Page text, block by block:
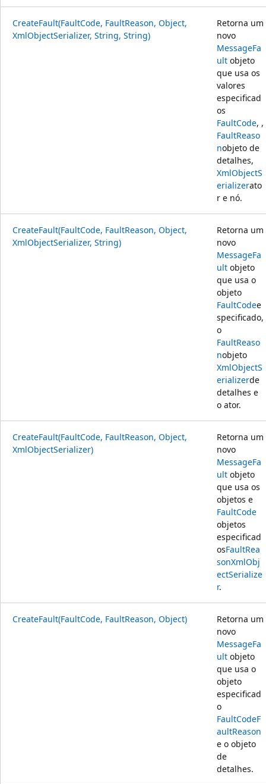
CreateFault(FaultCode, FaultReason, Object,
XmlObjectSerializer, String, String)
Retorna um
novo
MessageFa
ult objeto
que usa os
valores
especificad
os
FaultCode, ,
FaultReaso
nobjeto de
detalhes,
XmlObjectS
erializerato
r e nó.
CreateFault(FaultCode, FaultReason, Object,
XmlObjectSerializer, String)
Retorna um
novo
MessageFa
ult objeto
que usa o
objeto
FaultCodee
specificado,
o
FaultReaso
nobjeto
XmlObjectS
erializerde
detalhes e
o ator.
CreateFault(FaultCode, FaultReason, Object,
XmlObjectSerializer)
Retorna um
novo
MessageFa
ult objeto
que usa os
objetos e
FaultCode
objetos
especificad
osFaultRea
sonXmlObj
ectSerialize
r.
CreateFault(FaultCode, FaultReason, Object)
Retorna um
novo
MessageFa
ult objeto
que usa o
objeto
especificad
o
FaultCodeF
aultReason
e o objeto
de
detalhes.